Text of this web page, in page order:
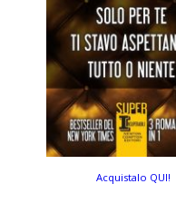
Acquistalo QUI!